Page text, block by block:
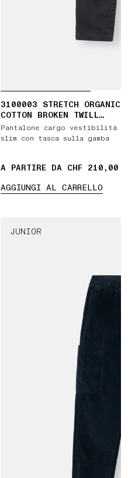
3100003 STRETCH ORGANIC
COTTON BROKEN TWILL
'OLD' EFFECT
Pantalone cargo vestibilità
slim con tasca sulla gamba
A PARTIRE DA CHF 210,00
AGGIUNGI AL CARRELLO
JUNIOR